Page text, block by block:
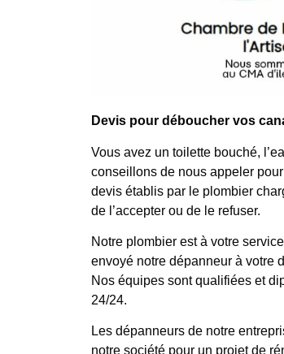
Devis pour déboucher vos
Vous avez un toilette bouché,
conseillons de nous appeler
devis établis par le plombier
de l’accepter ou de le refuser.
Notre plombier est à votre
envoyé notre dépanneur à votre
Nos équipes sont qualifiées et
24/24.
Les dépanneurs de notre
notre société pour un projet de